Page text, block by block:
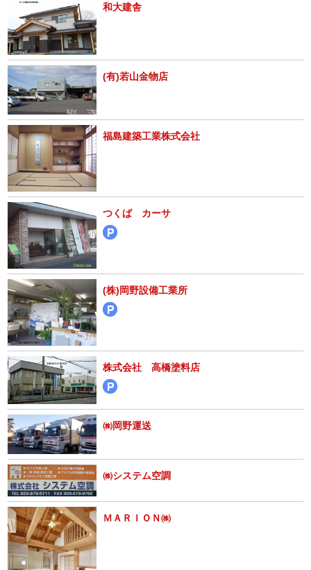
和大建舎
(有)若山金物店
福島建築工業株式会社
つくば カーサ
(株)岡野設備工業所
株式会社 高橋塗料店
㈱岡野運送
㈱システム空調
ＭＡＲＩＯＮ㈱